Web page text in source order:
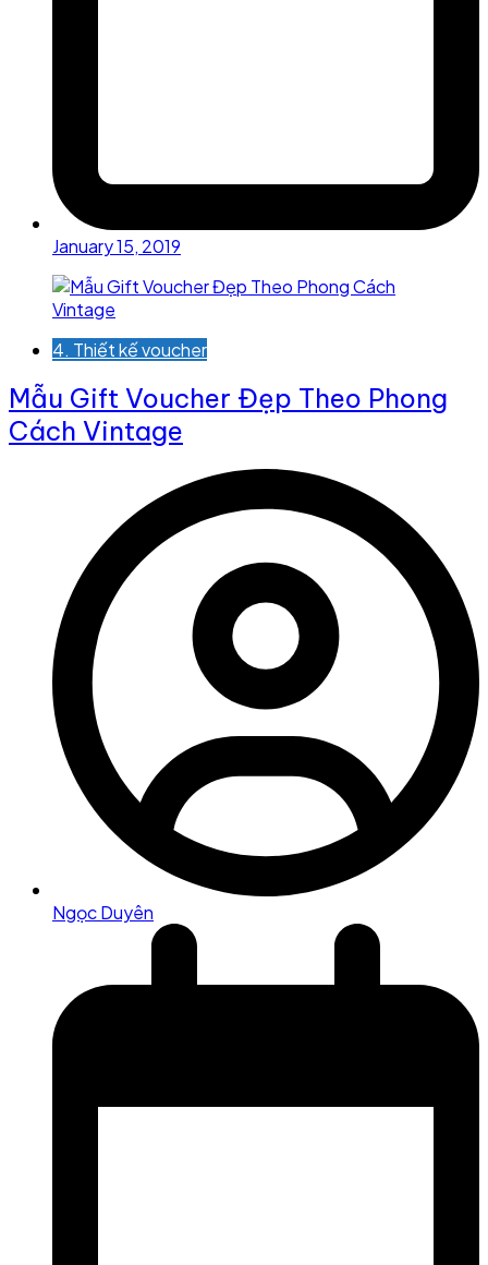
January 15, 2019
4. Thiết kế voucher
Mẫu Gift Voucher Đẹp Theo Phong
Cách Vintage
Ngọc Duyên